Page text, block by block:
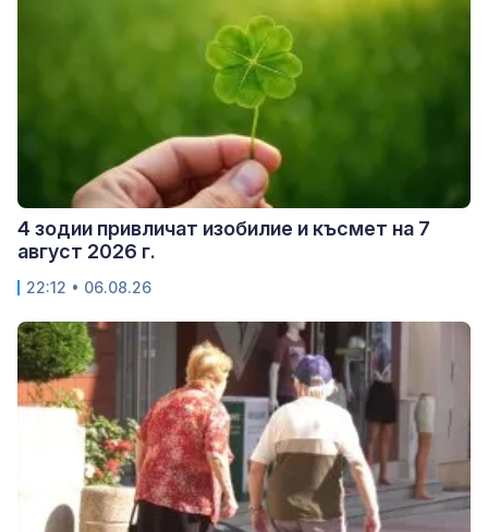
4 зодии привличат изобилие и късмет на 7
август 2026 г.
22:12 • 06.08.26